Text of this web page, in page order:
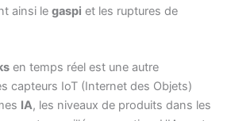
ainsi le gaspi et les ruptures de
en temps réel est une autre
capteurs IoT (Internet des Objets)
IA, les niveaux de produits dans les